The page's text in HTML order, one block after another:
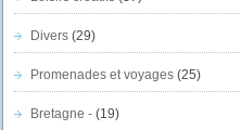
Divers(29)
Promenades et voyages(25)
Bretagne -(19)